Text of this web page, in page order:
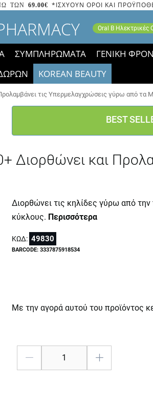
ΤΩΝ 69.00€ *ΙΣΧΥΟΥΝ ΟΡΟΙ ΚΑΙ
Oral B Ηλεκτρικές
ΣΥΜΠΛΗΡΩΜΑΤΑ ΓΕΝΙΚΗ
KOREAN BEAUTY
έφυγαν, οι χαμηλές μας τιμές
τις Υπερμελαγχρώσεις γύρω από τα
BEST
Διορθώνει και
Διορθώνει τις κηλίδες γύρω από
κύκλους. Περισσότερα
ΚΩΔ: 49830
BARCODE: 3337875918534
Με την αγορά αυτού του προϊόντος